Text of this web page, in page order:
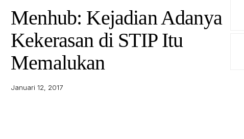
Menhub: Kejadian Adanya
Kekerasan di STIP Itu
Memalukan
Januari 12, 2017